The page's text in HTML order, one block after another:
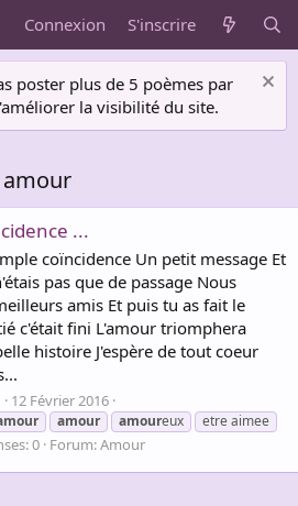
Connexion S'inscrire
poster plus de 5 poèmes par
la visibilité du site.
...
coïncidence Un petit message Et
pas que de passage Nous
amis Et puis tu as fait le
c'était fini L'amour triomphera
histoire J'espère de tout coeur
12 Février 2016
amour amoureux
etre aimee
0 Forum:Amour